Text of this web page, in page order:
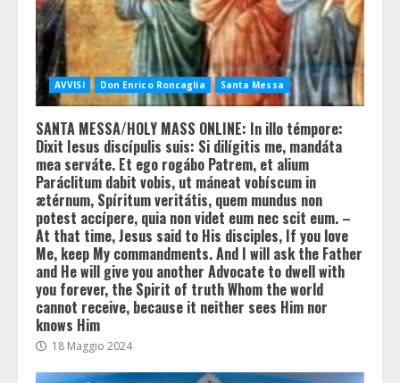
AVVISI Don Enrico Roncaglia Santa Messa
SANTA MESSA/HOLY MASS ONLINE: In illo témpore:
Dixit Iesus discípulis suis: Si dilígitis me, mandáta
mea serváte. Et ego rogábo Patrem, et alium
Paráclitum dabit vobis, ut máneat vobíscum in
ætérnum, Spíritum veritátis, quem mundus non
potest accípere, quia non videt eum nec scit eum. –
At that time, Jesus said to His disciples, If you love
Me, keep My commandments. And I will ask the Father
and He will give you another Advocate to dwell with
you forever, the Spirit of truth Whom the world
cannot receive, because it neither sees Him nor
knows Him
18 Maggio 2024